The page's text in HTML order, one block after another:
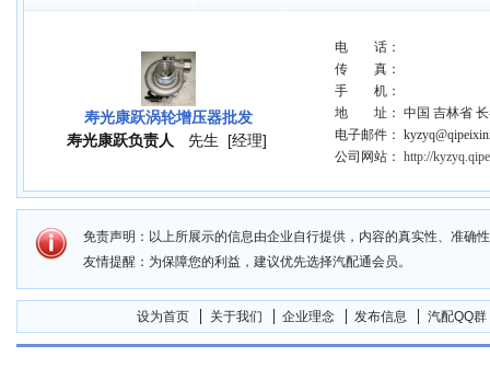
寿光康跃涡轮增压器批发
寿光康跃负责人
先生 [经理]
电 话：
传 真：
手 机：
地 址： 中国 吉林省 长
电子邮件：
公司网站：http://
免责声明：以上所展示的信息由企业自行提供，内容的真实性、准确
友情提醒：为保障您的利益，建议优先选择汽配通会员。
设为首页 关于我们 企业理念 发布信息 汽配QQ群